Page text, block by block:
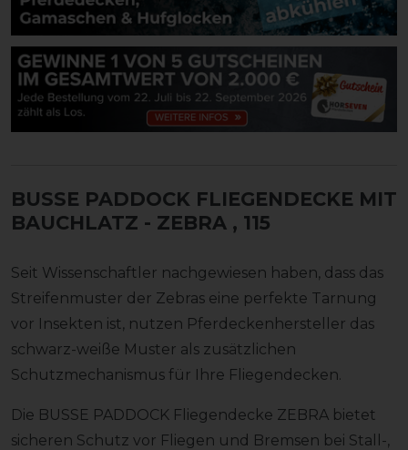
BUSSE PADDOCK FLIEGENDECKE MIT
BAUCHLATZ - ZEBRA , 115
Seit Wissenschaftler nachgewiesen haben, dass das
Streifenmuster der Zebras eine perfekte Tarnung
vor Insekten ist, nutzen Pferdeckenhersteller das
schwarz-weiße Muster als zusätzlichen
Schutzmechanismus für Ihre Fliegendecken.
Die BUSSE PADDOCK Fliegendecke ZEBRA bietet
sicheren Schutz vor Fliegen und Bremsen bei Stall-,